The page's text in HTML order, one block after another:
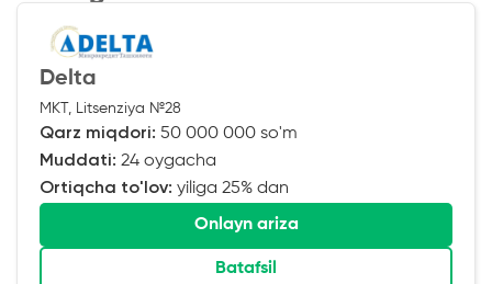
Ko’chmas mulk garov evaziga kredit
Maxsus texnika garov evaziga kredit
Kredit onlayn
Tadbirkorlar uchun onlayn kredit
O‘zini o‘zi band qilganlar uchun onlayn
Foydali
Kreditingizning hayotiy tsikli
Kalkulyator
Delta
MKT, Litsenziya №28
Qarz miqdori: 50 000 000 so'm
Muddati: 24 oygacha
Ortiqcha to'lov: yiliga 25% dan
Onlayn ariza
Batafsil